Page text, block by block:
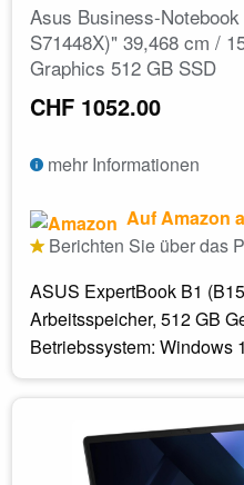
Asus Business-
S71448X)" 39,468 cm /
Graphics 512 GB SSD
CHF 1052.00
mehr Informationen
Auf Amazon
Berichten Sie über das
ASUS ExpertBook B1
Arbeitsspeicher, 512 GB
Betriebssystem: Windows